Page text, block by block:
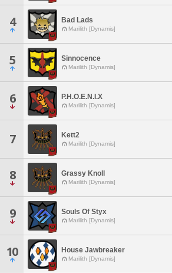
4 Bad Lads
Marilith [Dynamis]
5 Sinnocence
Marilith [Dynamis]
6 P.H.O.E.N.I.X
Marilith [Dynamis]
7 Kett2
Marilith [Dynamis]
8 Grassy Knoll
Marilith [Dynamis]
9 Souls Of Styx
Marilith [Dynamis]
10 House Jawbreaker
Marilith [Dynamis]